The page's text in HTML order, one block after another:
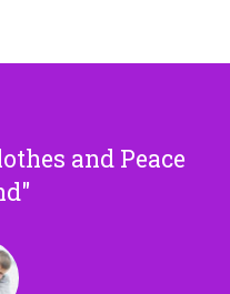
and Peace